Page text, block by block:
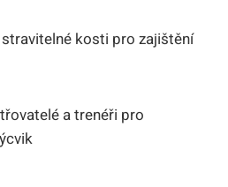
kosti⁣ pro zajištění
‍a trenéři pro